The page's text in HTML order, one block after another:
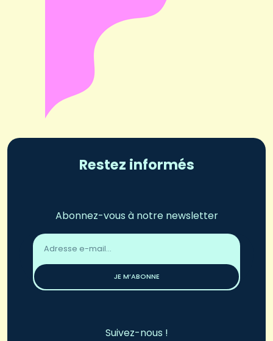
Restez informés
Abonnez-vous à notre newsletter
Adresse
email
JE M’ABONNE
Suivez-nous !